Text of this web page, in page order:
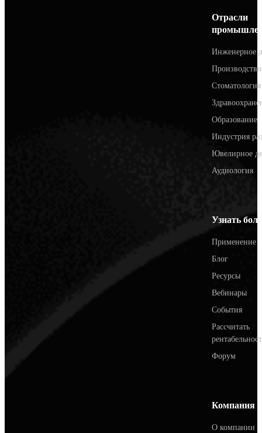
Отрасли
Инженерное
Производство
Стоматология
Образование
Индустрия
Ювелирное
Аудиология
Узнать
Применение
Блог
Ресурсы
Вебинары
События
Рассчитать
Форум
Компания
О компании